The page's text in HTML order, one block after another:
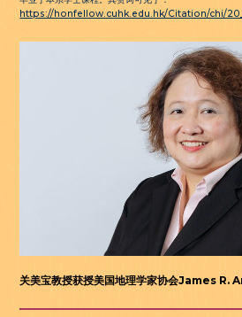
https://honfellow.cuhk.edu.hk/Citation/chi/
关美宝教授获授美国地理学家协会James R.